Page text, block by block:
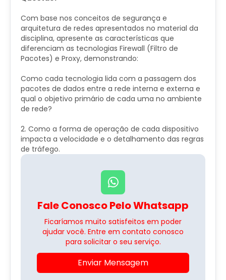
Com base nos conceitos de segurança e
arquitetura de redes apresentados no material da
disciplina, apresente as características que
diferenciam as tecnologias Firewall (Filtro de
Pacotes) e Proxy, demonstrando:
Como cada tecnologia lida com a passagem dos
pacotes de dados entre a rede interna e externa e
qual o objetivo primário de cada uma no ambiente
de rede?
2. Como a forma de operação de cada dispositivo
impacta a velocidade e o detalhamento das regras
de tráfego.
Fale Conosco Pelo Whatsapp
Ficaríamos muito satisfeitos em poder
ajudar você. Entre em contato conosco
para solicitar o seu serviço.
Enviar Mensagem